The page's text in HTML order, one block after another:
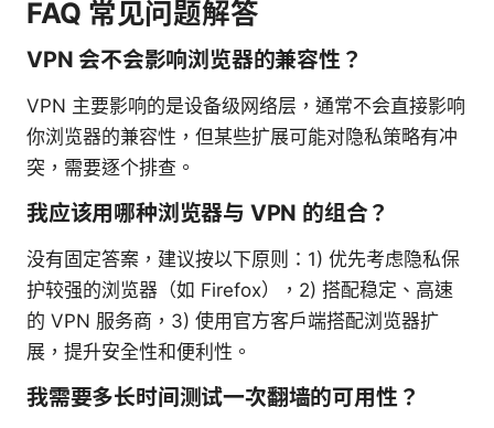
FAQ 常见问题解答
VPN 会不会影响浏览器的兼容性？
VPN 主要影响的是设备级网络层，通常不会直接影响
你浏览器的兼容性，但某些扩展可能对隐私策略有冲
突，需要逐个排查。
我应该用哪种浏览器与 VPN 的组合？
没有固定答案，建议按以下原则：1) 优先考虑隐私保
护较强的浏览器（如 Firefox），2) 搭配稳定、高速
的 VPN 服务商，3) 使用官方客户端搭配浏览器扩
展，提升安全性和便利性。
我需要多长时间测试一次翻墙的可用性？